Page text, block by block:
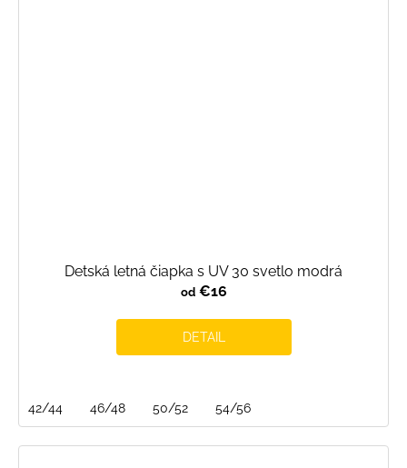
Detská letná čiapka s UV 30 svetlo modrá
od€16
DETAIL
42/44 46/48 50/52 54/56